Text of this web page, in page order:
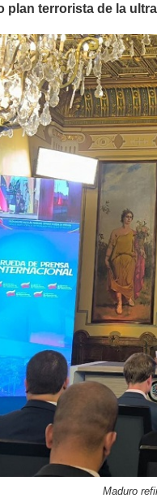
plan terrorista de la
Maduro